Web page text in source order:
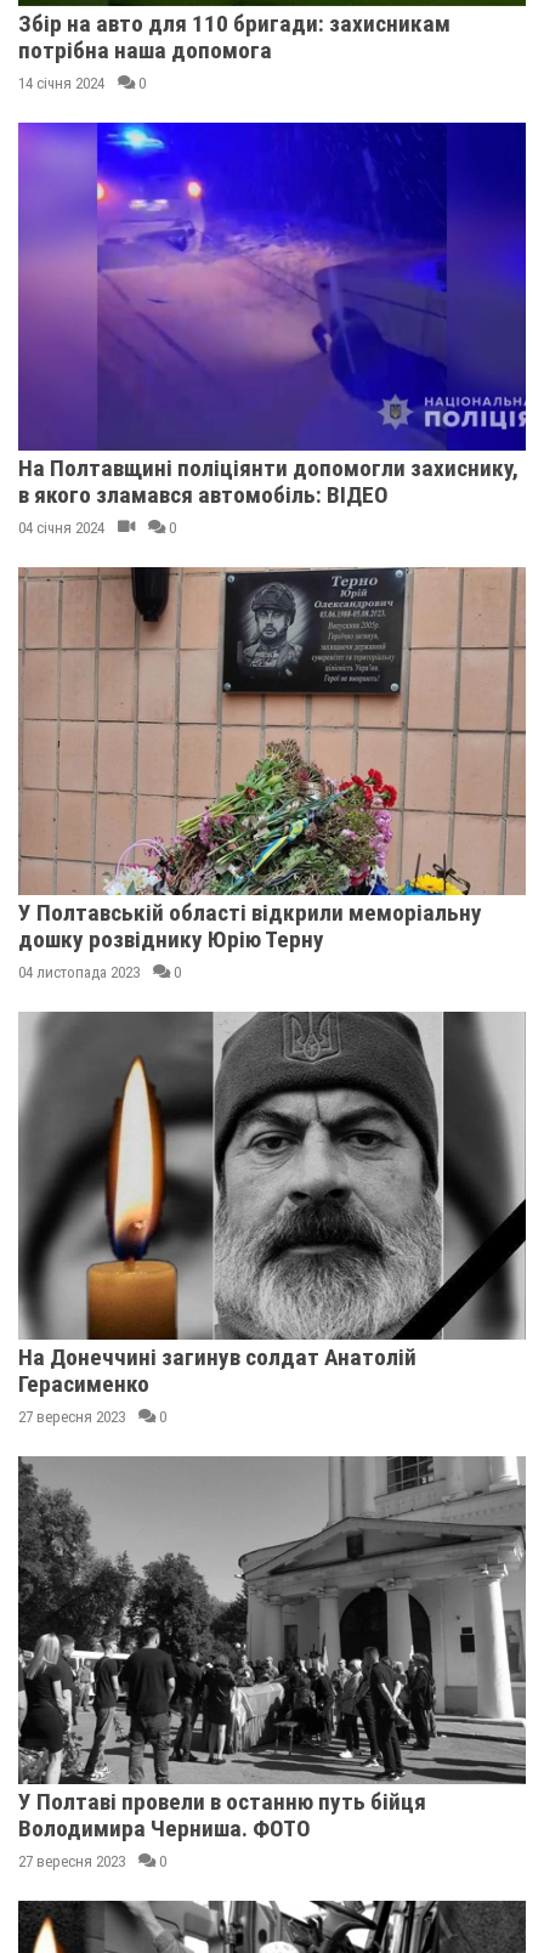
Збір на авто для 110 бригади: захисникам
потрібна наша допомога
14 січня 2024 0
На Полтавщині поліціянти допомогли захиснику,
в якого зламався автомобіль: ВІДЕО
04 січня 2024 0
У Полтавській області відкрили меморіальну
дошку розвіднику Юрію Терну
04 листопада 2023 0
На Донеччині загинув солдат Анатолій
Герасименко
27 вересня 2023 0
У Полтаві провели в останню путь бійця
Володимира Черниша. ФОТО
27 вересня 2023 0